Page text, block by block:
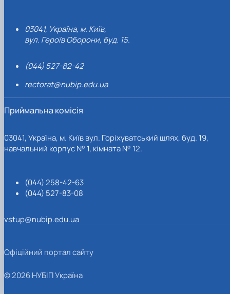
03041, Україна, м. Київ,
вул. Героїв Оборони, буд. 15.
(044) 527-82-42
rectorat@nubip.edu.ua
Приймальна комісія
03041, Україна, м. Київ вул. Горіхуватський шлях, буд. 19,
навчальний корпус № 1, кімната № 12.
(044) 258-42-63
(044) 527-83-08
vstup@nubip.edu.ua
Офіційний портал сайту
© 2026 НУБІП Україна